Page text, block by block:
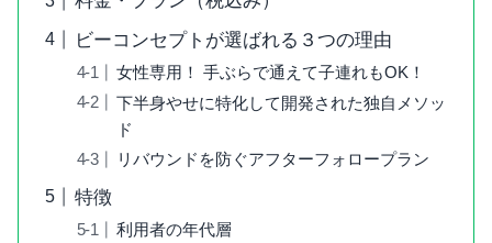
ビーコンセプトが選ばれる３つの理由
女性専用！ 手ぶらで通えて子連れもOK！
下半身やせに特化して開発された独自メソッ
ド
リバウンドを防ぐアフターフォロープラン
特徴
利用者の年代層